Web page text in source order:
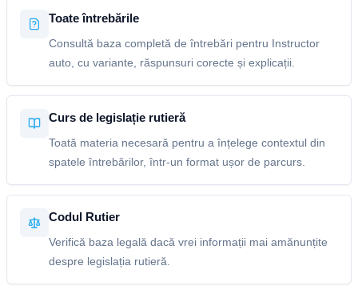
Toate întrebările
Consultă baza completă de întrebări pentru Instructor
auto, cu variante, răspunsuri corecte și explicații.
Curs de legislație rutieră
Toată materia necesară pentru a înțelege contextul din
spatele întrebărilor, într-un format ușor de parcurs.
Codul Rutier
Verifică baza legală dacă vrei informații mai amănunțite
despre legislația rutieră.